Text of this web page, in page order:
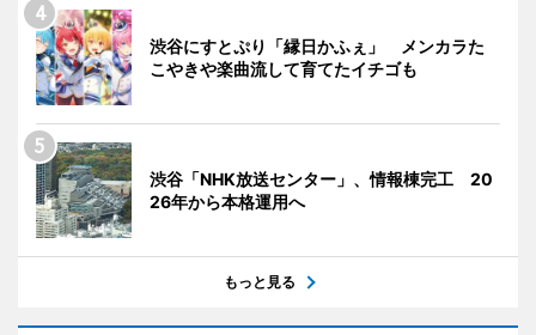
渋谷にすとぷり「縁日かふぇ」 メンカラた
こやきや楽曲流して育てたイチゴも
渋谷「NHK放送センター」、情報棟完工 20
26年から本格運用へ
もっと見る